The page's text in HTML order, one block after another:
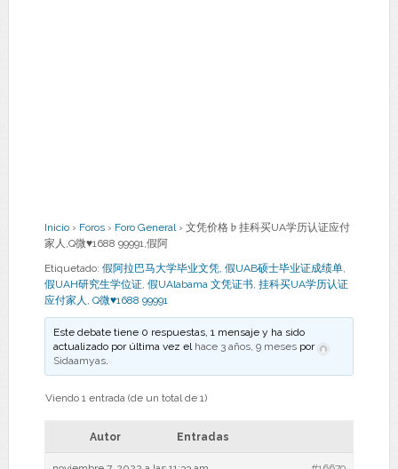
Inicio › Foros › Foro General › 文凭价格♭挂科买UA学历认证应付
家人,Q微♥1688 99991,假阿
Etiquetado: 假阿拉巴马大学毕业文凭, 假UAB硕士毕业证成绩单,
假UAH研究生学位证, 假UAlabama 文凭证书, 挂科买UA学历认证
应付家人 , Q微♥1688 99991
Este debate tiene 0 respuestas, 1 mensaje y ha sido
actualizado por última vez el hace 3 años, 9 meses por
Sidaamyas.
Viendo 1 entrada (de un total de 1)
Autor Entradas